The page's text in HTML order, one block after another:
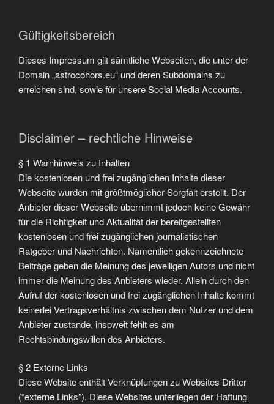
Gültigkeitsbereich
Dieses Impressum gilt sämtliche Webseiten, die unter der
Domain „astrocohors.eu“ und deren Subdomains zu
erreichen sind, sowie für unsere Social Media Accounts.
Disclaimer – rechtliche Hinweise
§ 1 Warnhinweis zu Inhalten
Die kostenlosen und frei zugänglichen Inhalte dieser
Webseite wurden mit größtmöglicher Sorgfalt erstellt. Der
Anbieter dieser Webseite übernimmt jedoch keine Gewähr
für die Richtigkeit und Aktualität der bereitgestellten
kostenlosen und frei zugänglichen journalistischen
Ratgeber und Nachrichten. Namentlich gekennzeichnete
Beiträge geben die Meinung des jeweiligen Autors und nicht
immer die Meinung des Anbieters wieder. Allein durch den
Aufruf der kostenlosen und frei zugänglichen Inhalte kommt
keinerlei Vertragsverhältnis zwischen dem Nutzer und dem
Anbieter zustande, insoweit fehlt es am
Rechtsbindungswillen des Anbieters.
§ 2 Externe Links
Diese Website enthält Verknüpfungen zu Websites Dritter
(“externe Links”). Diese Websites unterliegen der Haftung